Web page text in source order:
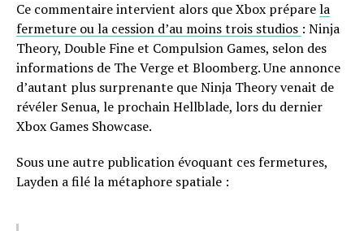
Ce commentaire intervient alors que Xbox préparela
fermeture ou la cession d’au moins trois studios : Ninja
Theory, Double Fine et Compulsion Games, selon des
informations de The Verge et Bloomberg. Une annonce
d’autant plus surprenante que Ninja Theory venait de
révéler Senua, le prochain Hellblade, lors du dernier
Xbox Games Showcase.
Sous une autre publication évoquant ces fermetures,
Layden a filé la métaphore spatiale :